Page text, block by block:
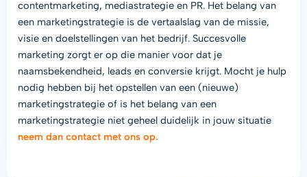
contentmarketing, mediastrategie en PR. Het belang van
een marketingstrategie is de vertaalslag van de missie,
visie en doelstellingen van het bedrijf. Succesvolle
marketing zorgt er op die manier voor dat je
naamsbekendheid, leads en conversie krijgt. Mocht je hulp
nodig hebben bij het opstellen van een (nieuwe)
marketingstrategie of is het belang van een
marketingstrategie niet geheel duidelijk in jouw situatie
neem dan contact met ons op.